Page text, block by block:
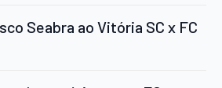
Seabra ao Vitória SC x FC